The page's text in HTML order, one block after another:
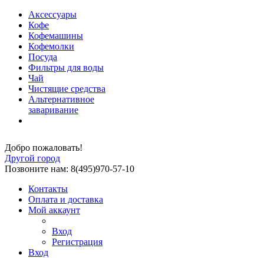
Аксессуары
Кофе
Кофемашины
Кофемолки
Посуда
Фильтры для воды
Чай
Чистящие средства
Альтернативное
заваривание
Добро пожаловать!
Другой город
Позвоните нам: 8(495)970-57-10
Контакты
Оплата и доставка
Мой аккаунт
Вход
Регистрация
Вход